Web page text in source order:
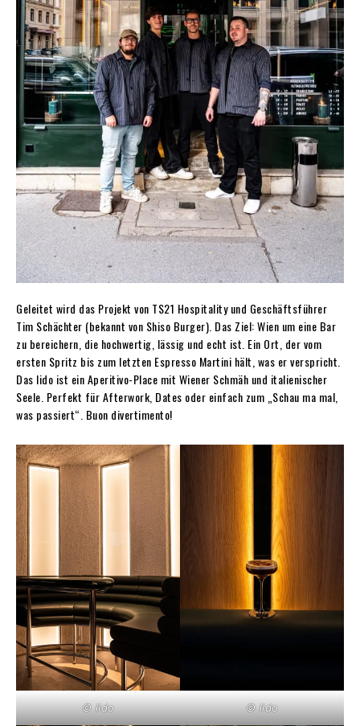
Geleitet wird das Projekt von TS21 Hospitality und Geschäftsführer
Tim Schächter (bekannt von Shiso Burger). Das Ziel: Wien um eine Bar
zu bereichern, die hochwertig, lässig und echt ist. Ein Ort, der vom
ersten Spritz bis zum letzten Espresso Martini hält, was er verspricht.
Das lido ist ein Aperitivo-Place mit Wiener Schmäh und italienischer
Seele. Perfekt für Afterwork, Dates oder einfach zum „Schau ma mal,
was passiert“. Buon divertimento!
© lido © lido